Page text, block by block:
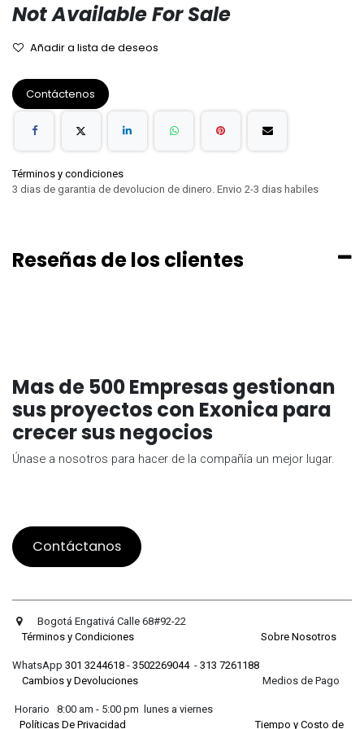
Not Available For Sale
Añadir a lista de deseos
Contáctenos
Términos y condiciones
3 dias de garantia de devolucion de dinero. Envio 2-3 dias habiles
Reseñas de los clientes
Mas de 500 Empresas gestionan
sus proyectos con Exonica para
crecer sus negocios
Únase a nosotros para hacer de la compañía un mejor lugar.
Contáctanos
Bogotá Engativá Calle 68#92-22
Términos y Condiciones
Sobre Nosotros
WhatsApp 301 3244618 - 3502269044- 313 7261188
Cambios y Devoluciones Medios de Pago
Horario 8:00 am - 5:00 pm lunes a viernes
Políticas De Privacidad
Tiempo y Costo de